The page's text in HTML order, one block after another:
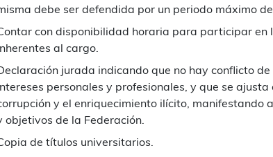
debe ser defendida por un periodo máximo
con disponibilidad horaria para participar en
al cargo.
jurada indicando que no hay conflicto
personales y profesionales, y que se
y el enriquecimiento ilícito, manifestando
objetivos de la Federación.
de títulos universitarios.